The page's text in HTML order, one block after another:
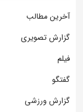
آخرین مطالب
گزارش تصویری
فیلم
گفتگو
گزارش ورزشی